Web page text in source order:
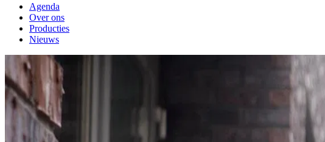
Agenda
Over ons
Producties
Nieuws